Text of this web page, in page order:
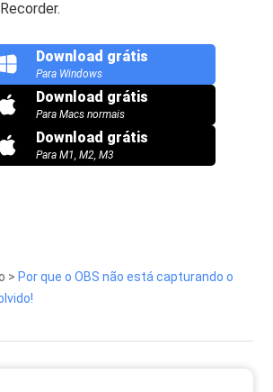
Download grátis
Para Windows
Download grátis
Para Macs normais
Download grátis
Para M1, M2, M3
> Por que o OBS não está capturando o